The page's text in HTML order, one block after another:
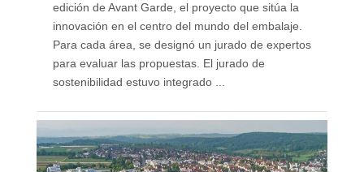
edición de Avant Garde, el proyecto que sitúa la
innovación en el centro del mundo del embalaje.
Para cada área, se designó un jurado de expertos
para evaluar las propuestas. El jurado de
sostenibilidad estuvo integrado ...